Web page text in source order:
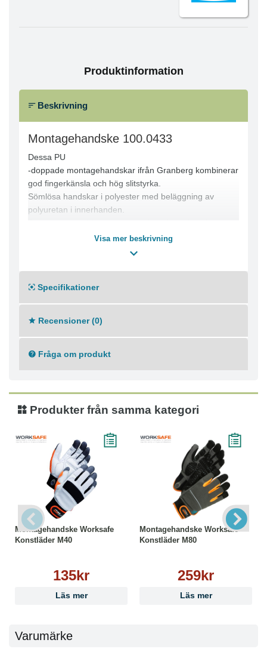
Produktinformation
Beskrivning
Montagehandske 100.0433
Dessa PU
-doppade montagehandskar ifrån Granberg kombinerar
god fingerkänsla och hög slitstyrka.
Sömlösa handskar i polyester med beläggning av
polyuretan i innerhanden.
den lätta känslan på handen.
målning.
- Doppningsmaterial: PU
- Doppningsmetod: Beläggning i handflatan
- Passform: Tight
388:2003, EN 388:2016, CE Cat.II
Visa mer beskrivning
Specifikationer
Recensioner (0)
Fråga om produkt
Produkter från samma kategori
Montagehandske Worksafe
Konstläder M40
135kr
Läs mer
Montagehandske Worksafe
Konstläder M80
259kr
Läs mer
Varumärke